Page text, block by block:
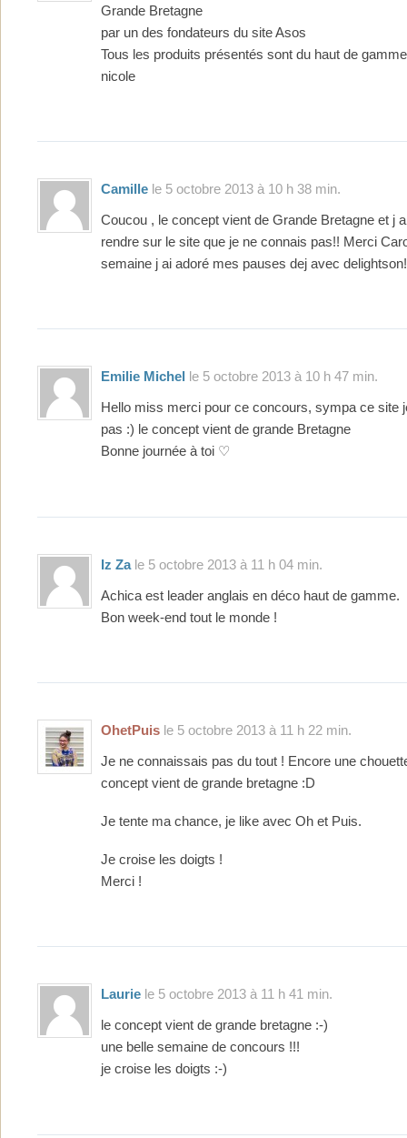
Grande Bretagne
par un des fondateurs du site Asos
Tous les produits présentés sont du haut de
nicole
Camille le 5 octobre 2013 à 10 h 38 min.
Coucou , le concept vient de Grande Bretagne et j
rendre sur le site que je ne connais pas!! Merci
semaine j ai adoré mes pauses dej avec
Emilie Michel le 5 octobre 2013 à 10 h 47 min.
Hello miss merci pour ce concours, sympa ce site
pas :) le concept vient de grande Bretagne
Bonne journée à toi ♡
Iz Zale 5 octobre 2013 à 11 h 04 min.
Achica est leader anglais en déco haut de gamme.
Bon week-end tout le monde !
OhetPuis le 5 octobre 2013 à 11 h 22 min.
Je ne connaissais pas du tout ! Encore une
concept vient de grande bretagne :D
Je tente ma chance, je like avec Oh et Puis.
Je croise les doigts !
Merci !
Laurie le 5 octobre 2013 à 11 h 41 min.
le concept vient de grande bretagne :-)
une belle semaine de concours !!!
je croise les doigts :-)